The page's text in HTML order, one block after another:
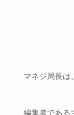
マネジ局長は
編集者である